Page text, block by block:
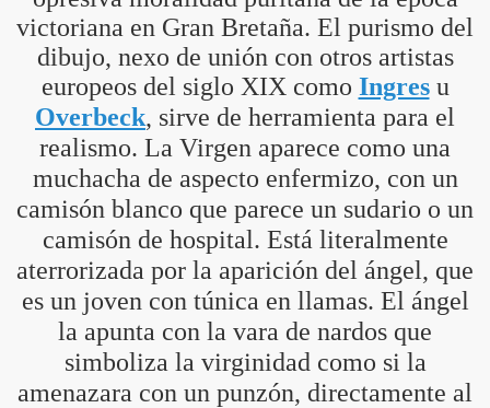
victoriana en Gran Bretaña. El purismo del
dibujo, nexo de unión con otros artistas
europeos del siglo XIX como Ingresu
Overbeck, sirve de herramienta para el
realismo. La Virgen aparece como una
muchacha de aspecto enfermizo, con un
camisón blanco que parece un sudario o un
camisón de hospital. Está literalmente
aterrorizada por la aparición del ángel, que
es un joven con túnica en llamas. El ángel
la apunta con la vara de nardos que
simboliza la virginidad como si la
amenazara con un punzón, directamente al